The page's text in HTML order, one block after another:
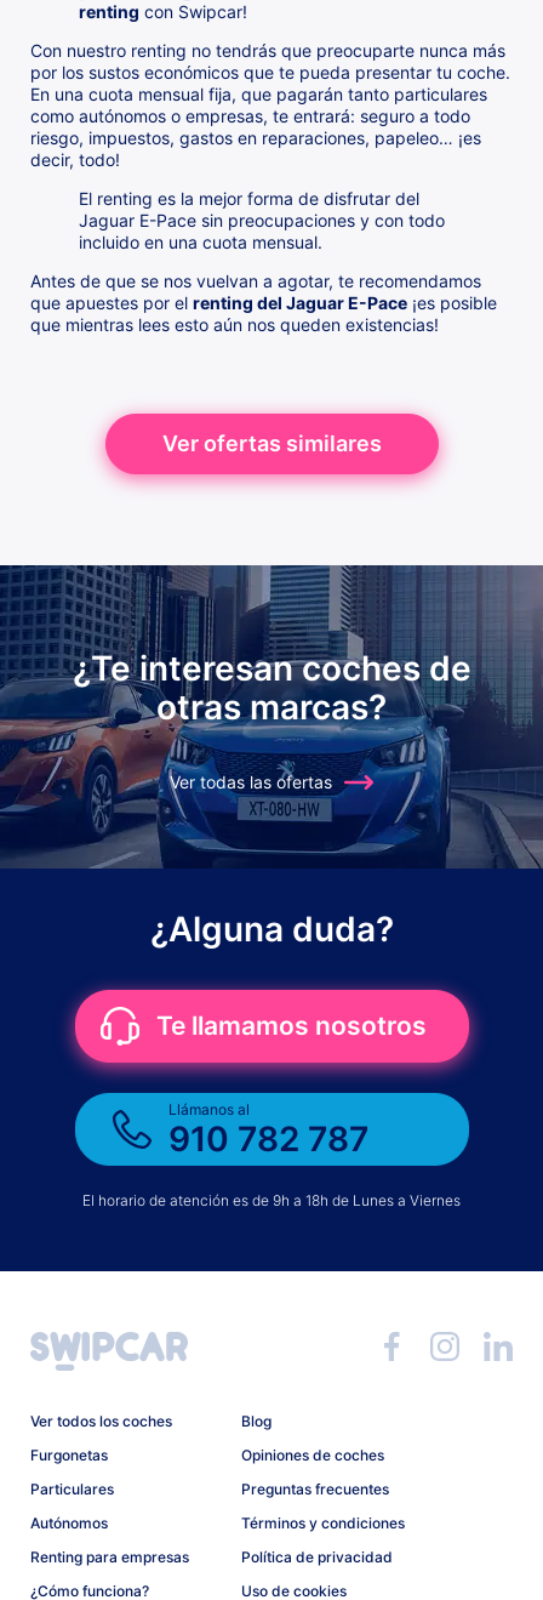
renting con Swipcar!
Con nuestro renting no tendrás que preocuparte nunca más
por los sustos económicos que te pueda presentar tu coche.
En una cuota mensual fija, que pagarán tanto particulares
como autónomos o empresas, te entrará: seguro a todo
riesgo, impuestos, gastos en reparaciones, papeleo… ¡es
decir, todo!
El renting es la mejor forma de disfrutar del
Jaguar E-Pace sin preocupaciones y con todo
incluido en una cuota mensual.
Antes de que se nos vuelvan a agotar, te recomendamos
que apuestes por el renting del Jaguar E-Pace ¡es posible
que mientras lees esto aún nos queden existencias!
Ver ofertas similares
¿Te interesan coches de
otras marcas?
Ver todas las ofertas
¿Alguna duda?
Te llamamos nosotros
Llámanos al
910 782 787
El horario de atención es de 9h a 18h de Lunes a Viernes
Ver todos los coches
Furgonetas
Particulares
Autónomos
Renting para empresas
¿Cómo funciona?
Blog
Opiniones de coches
Preguntas frecuentes
Términos y condiciones
Política de privacidad
Uso de cookies